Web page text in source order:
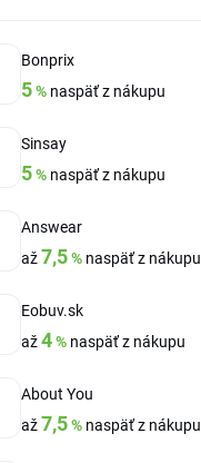
Bonprix
5% naspäť z nákupu
Sinsay
5% naspäť z nákupu
Answear
až7,5% naspäť z nákupu
Eobuv.sk
až4% naspäť z nákupu
About You
až7,5% naspäť z nákupu